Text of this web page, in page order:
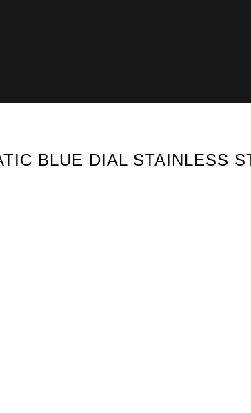
BLUE DIAL STAINLESS